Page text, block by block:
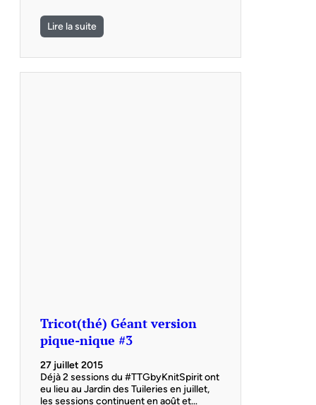
Lire la suite
Tricot(thé) Géant version
pique-nique #3
27 juillet 2015
Déjà 2 sessions du #TTGbyKnitSpirit ont
eu lieu au Jardin des Tuileries en juillet,
les sessions continuent en août et…